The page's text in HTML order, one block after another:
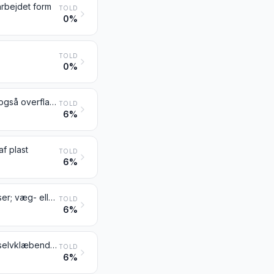
form TOLD
0%
TOLD
0%
Monofilamenter, hvis største tværmål overstiger 1 mm, stænger og profiler, også overfladebehandlede, men ikke på anden måde bearbejdet, af plast TOLD
6%
plast TOLD
6%
Gulvbelægningsmaterialer af plast, også selvklæbende, i ruller eller som fliser; væg- eller loftsbeklædning af plast som defineret i bestemmelse 9 til dette kapitel TOLD
6%
Plader, ark, film, folier, bånd, tape, strimler og andre flade former, af plast, selvklæbende, også i ruller TOLD
6%